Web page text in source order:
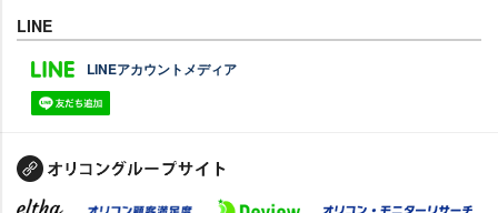
LINE
LINEアカウントメディア